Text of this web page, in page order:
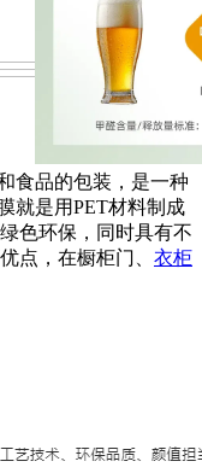
食品的包装，是一种
就是用PET材料制成
色环保，同时具有不
点，在橱柜门、 衣柜